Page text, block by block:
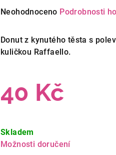
Průměrné
produktu
je
hvězdiček.
Neohodnoceno Podrobnosti
Donut z kynutého těsta s
kuličkou Raffaello.
40 Kč
cena:
Skladem
Možnosti doručení